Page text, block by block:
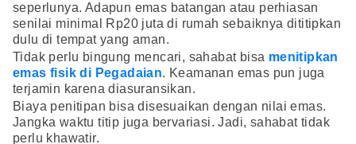
seperlunya. Adapun emas batangan atau perhiasan
senilai minimal Rp20 juta di rumah sebaiknya dititipkan
dulu di tempat yang aman.
Tidak perlu bingung mencari, sahabat bisa menitipkan
emas fisik di Pegadaian. Keamanan emas pun juga
terjamin karena diasuransikan.
Biaya penitipan bisa disesuaikan dengan nilai emas.
Jangka waktu titip juga bervariasi. Jadi, sahabat tidak
perlu khawatir.